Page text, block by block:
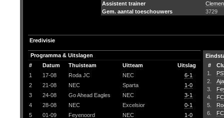
Assistent trainer
Gem. aantal toeschouwers
3729
Eredivisie
Programma & Uitslagen
#
Datum Thuisteam Uitteam
Uitslag
1
17-08 Roda JC NEC
6-1
2
21-08 NEC Sparta
1-0
3
24-08 Go Ahead Eagles NEC
3-1
4
28-08 NEC Excelsior
0-1
5
01-09 Feyenoord NEC
1-0
#
1.
2.
3.
4.
5.
6.